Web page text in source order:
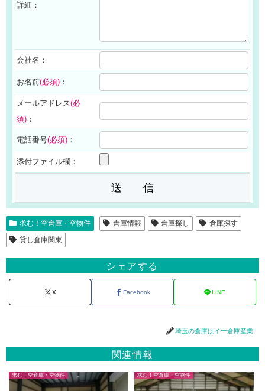
詳細：
会社名：
お名前(必須) ：
メールアドレス(必
須) ：
電話番号(必須) ：
添付ファイル欄：
求む！空倉庫・空物件 倉庫情報 倉庫探し
倉庫探す
貸し倉庫関東
シェアする
X Facebook LINE
埼玉の倉庫はイー倉庫産業
関連情報
求む！空倉庫・空物件 求む！空倉庫・空物件